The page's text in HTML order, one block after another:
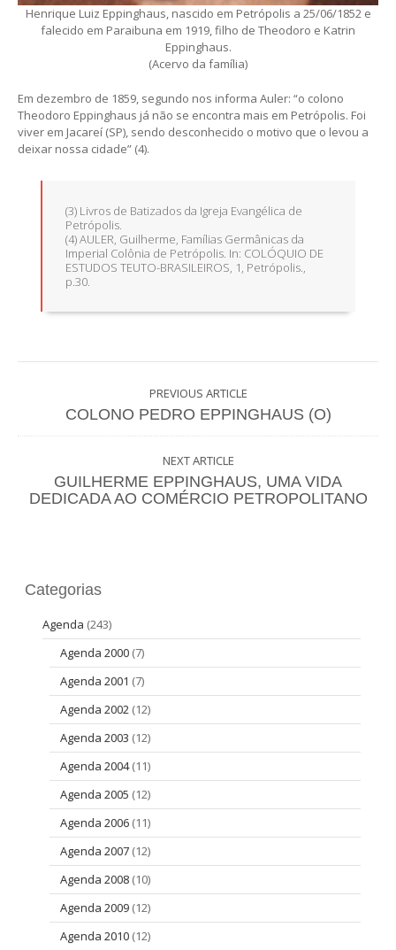
Henrique Luiz Eppinghaus, nascido em Petrópolis a 25/06/1852 e
falecido em Paraibuna em 1919, filho de Theodoro e Katrin
Eppinghaus.
(Acervo da família)
Em dezembro de 1859, segundo nos informa Auler: “o colono
Theodoro Eppinghaus já não se encontra mais em Petrópolis. Foi
viver em Jacareí (SP), sendo desconhecido o motivo que o levou a
deixar nossa cidade” (4).
(3) Livros de Batizados da Igreja Evangélica de
Petrópolis.
(4) AULER, Guilherme, Famílias Germânicas da
Imperial Colônia de Petrópolis. In: COLÓQUIO DE
ESTUDOS TEUTO-BRASILEIROS, 1, Petrópolis.,
p.30.
PREVIOUS ARTICLE
COLONO PEDRO EPPINGHAUS (O)
NEXT ARTICLE
GUILHERME EPPINGHAUS, UMA VIDA
DEDICADA AO COMÉRCIO PETROPOLITANO
Categorias
Agenda (243)
Agenda 2000 (7)
Agenda 2001 (7)
Agenda 2002 (12)
Agenda 2003 (12)
Agenda 2004(11)
Agenda 2005 (12)
Agenda 2006 (11)
Agenda 2007 (12)
Agenda 2008 (10)
Agenda 2009 (12)
Agenda 2010 (12)